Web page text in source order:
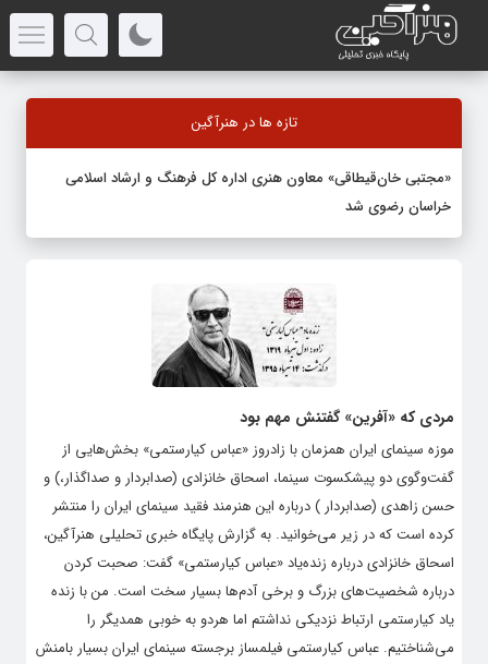
تازه ها در هنرآگین
«مجتبی خان‌قیطاقی» معاون هنری اداره کل فرهنگ و ارشاد اسلامی
خراسان رضوی شد
مردی که «آفرین» گفتنش مهم بود
موزه سینمای ایران همزمان با زادروز «عباس کیارستمی» بخش‌هایی از
گفت‌وگوی دو پیشکسوت سینما، اسحاق خانزادی (صدابردار و صداگذار،) و
حسن زاهدی (صدابردار ) درباره این هنرمند فقید سینمای ایران را منتشر
کرده است که در زیر می‌خوانید. به گزارش پایگاه خبری تحلیلی هنرآگین،
اسحاق خانزادی درباره زنده‌یاد «عباس کیارستمی» گفت: صحبت کردن
درباره شخصیت‌های بزرگ و برخی آدم‌ها بسیار سخت است. من با زنده
یاد کیارستمی ارتباط نزدیکی نداشتم اما هردو به خوبی همدیگر را
می‌شناختیم. عباس کیارستمی فیلمساز برجسته سینمای ایران بسیار بامنش